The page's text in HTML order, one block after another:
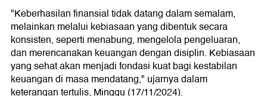
"Keberhasilan finansial tidak datang dalam semalam,
melainkan melalui kebiasaan yang dibentuk secara
konsisten, seperti menabung, mengelola pengeluaran,
dan merencanakan keuangan dengan disiplin. Kebiasaan
yang sehat akan menjadi fondasi kuat bagi kestabilan
keuangan di masa mendatang," ujarnya dalam
keterangan tertulis, Minggu (17/11/2024).